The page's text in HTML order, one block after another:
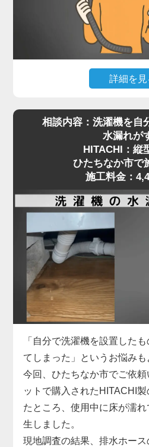
が慎重に本体を持ち上げ、
台を正しく設置。わずかな
響が出るため、細部まで調
施工後は洗濯機の下に空間
配管清掃もスムーズに行える
洗濯機取り付けにおける嵩
り扱いと設置バランスが重
な設置をご希望の方は、ぜ
安全かつ丁寧に対応いたしま
詳細を見
で、状態の良い中古の洗濯
ていますが、**実際に設置し
品が合わない」といったト
ん。ひたちなか市で施工をご
も、中古で購入された
り付けにお困りでした。
具体的には、給水ホースの
わず、さらに排水ホースも
い状態。当店では、現地の
ホースをその場で用意し、排
で対応。しっかりと固定・接
で丁寧にサポートしました
で、無駄な出費を抑えつつ
しています。
洗濯機取り付けは、本体だけ
った付属品の選定」がとて
の場合、部品の欠品や劣化が
専門業者による現地対応で
安心です。お困りの際はぜひ
い。
相談内容：洗濯機を自
水漏れが
HITACHI：縦
ひたちなか市
施工料金：
「自分で洗濯機を設置した
てしまった」というお悩みも
今回、ひたちなか市でご依
ットで購入されたHITACHI
たところ、使用中に床が濡
生しました。
現地調査の結果、排水ホー